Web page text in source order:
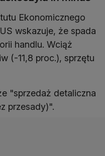
Ekonomicznego
wskazuje, że spada
handlu. Wciąż
(-11,8 proc.), sprzętu
"sprzedaż detaliczna
przesady)".